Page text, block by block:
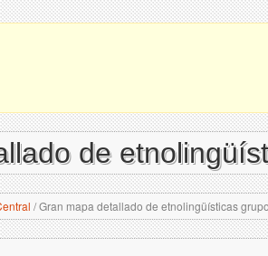
de
/Gran mapa detallado de etnolingüísticas